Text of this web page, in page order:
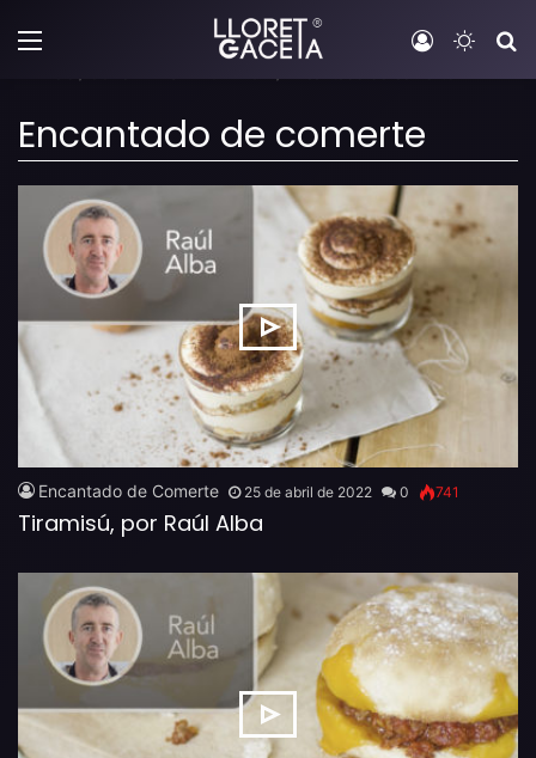
Iniciar
Encantado de comerte
Encantado de Comerte 25 de abril de 2022 0 741
Tiramisú, por Raúl Alba